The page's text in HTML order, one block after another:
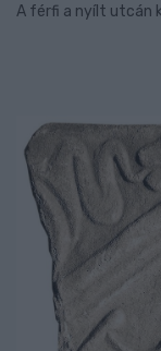
A férfi a nyílt utcán